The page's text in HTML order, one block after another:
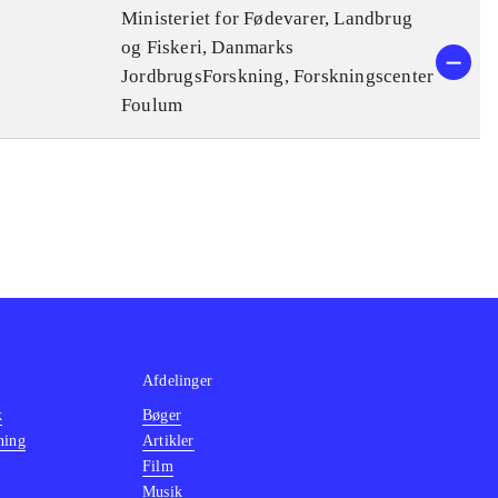
Ministeriet for Fødevarer, Landbrug
og Fiskeri, Danmarks
JordbrugsForskning, Forskningscenter
Foulum
Afdelinger
Bøger
Artikler
Film
Musik